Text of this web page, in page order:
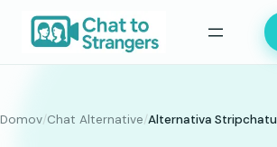
Preskoči
Domov/Chat Alternative/Alternativa Stripchatu